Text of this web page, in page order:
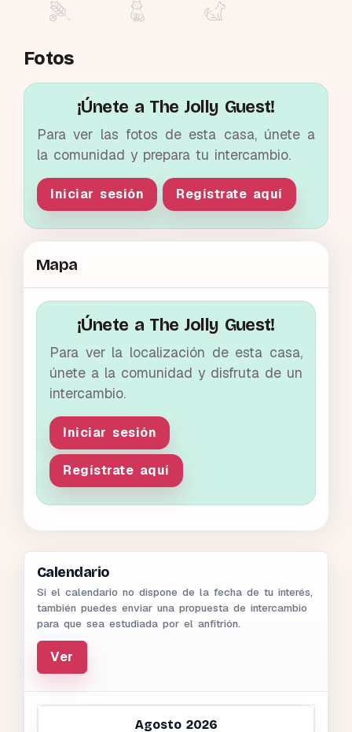
Fotos
¡Únete a The Jolly Guest!
Para ver las fotos de esta casa, únete a
la comunidad y prepara tu intercambio.
Iniciar sesión Regístrate aquí
Mapa
¡Únete a The Jolly Guest!
Para ver la localización de esta casa,
únete a la comunidad y disfruta de un
intercambio.
Iniciar sesión
Regístrate aquí
Calendario
Si el calendario no dispone de la fecha de tu interés,
también puedes enviar una propuesta de intercambio
para que sea estudiada por el anfitrión.
Ver
Agosto 2026